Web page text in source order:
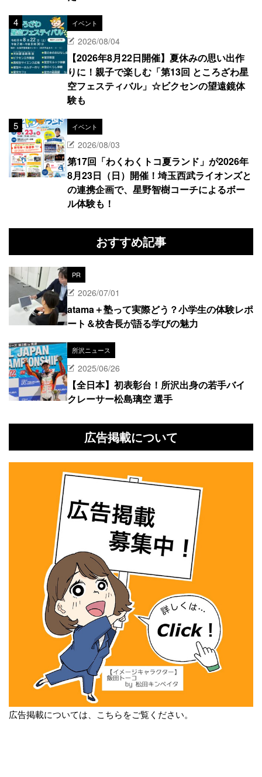
イベント
2026/08/04
【2026年8月22日開催】夏休みの思い出作
りに！親子で楽しむ「第13回 ところざわ星
空フェスティバル」☆ビクセンの望遠鏡体
験も
イベント
2026/08/03
第17回「わくわくトコ夏ランド」が2026年
8月23日（日）開催！埼玉西武ライオンズと
の連携企画で、星野智樹コーチによるボー
ル体験も！
おすすめ記事
PR
2026/07/01
atama＋塾って実際どう？小学生の体験レポ
ート＆校舎長が語る学びの魅力
所沢ニュース
2025/06/26
【全日本】初表彰台！所沢出身の若手バイ
クレーサー松島璃空 選手
広告掲載について
広告掲載については、こちらをご覧ください。